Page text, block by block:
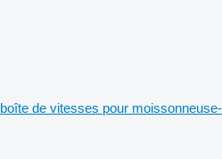
boîte de vitesses pour moissonneuse-